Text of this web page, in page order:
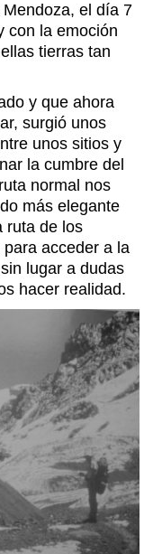
el día 7
con la emoción
tierras tan
y que ahora
surgió unos
unos sitios y
la cumbre del
normal nos
más elegante
ruta de los
acceder a la
lugar a dudas
hacer realidad.